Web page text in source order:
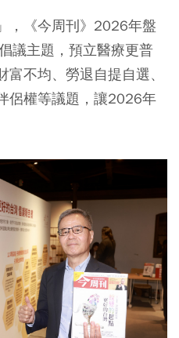
，《今周刊》2026年盤
議主題，預立醫療更普
不均、勞退自提自選、
侶權等議題，讓2026年